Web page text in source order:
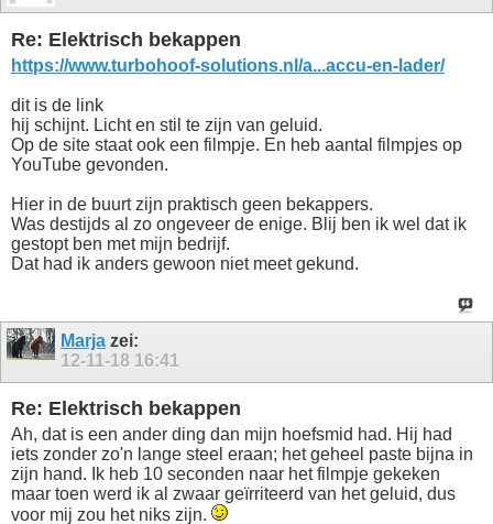
Re: Elektrisch bekappen
https://www.turbohoof-solutions.nl/a...accu-en-lader/
dit is de link
hij schijnt. Licht en stil te zijn van geluid.
Op de site staat ook een filmpje. En heb aantal filmpjes op
YouTube gevonden.
Hier in de buurt zijn praktisch geen bekappers.
Was destijds al zo ongeveer de enige. Blij ben ik wel dat ik
gestopt ben met mijn bedrijf.
Dat had ik anders gewoon niet meet gekund.
Marja zei:
12-11-18 16:41
Re: Elektrisch bekappen
Ah, dat is een ander ding dan mijn hoefsmid had. Hij had
iets zonder zo'n lange steel eraan; het geheel paste bijna in
zijn hand. Ik heb 10 seconden naar het filmpje gekeken
maar toen werd ik al zwaar geïrriteerd van het geluid, dus
voor mij zou het niks zijn.